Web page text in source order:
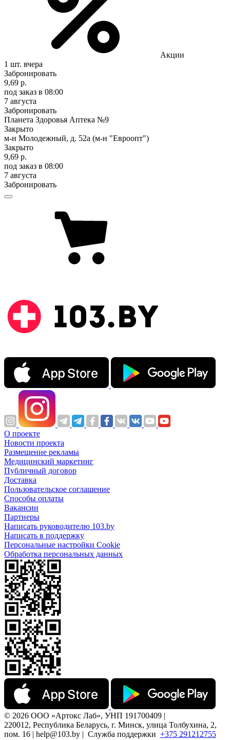
Акции
1 шт. вчера
Забронировать
9,69 р.
под заказ в 08:00
7 августа
Забронировать
Планета Здоровья Аптека №9
Закрыто
м-н Молодежный, д. 52а (м-н "Евроопт")
Закрыто
9,69 р.
под заказ в 08:00
7 августа
Забронировать
О проекте
Новости проекта
Размещение рекламы
Медицинский маркетинг
Публичный договор
Доставка
Пользовательское соглашение
Способы оплаты
Вакансии
Партнеры
Написать руководителю 103.by
Написать в поддержку
Персональные настройки Cookie
Обработка персональных данных
© 2026 ООО «Артокс Лаб», УНП 191700409 |
220012, Республика Беларусь, г. Минск, улица Толбухина, 2,
пом. 16 | help@103.by | Служба поддержки +375 291212755